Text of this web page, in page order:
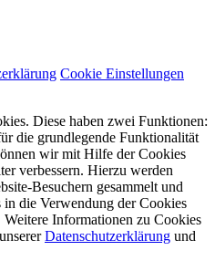
Cookie Einstellungen
Diese haben zwei Funktionen:
die grundlegende Funktionalität
wir mit Hilfe der Cookies
verbessern. Hierzu werden
Besuchern gesammelt und
in die Verwendung der Cookies
Informationen zu Cookies
Datenschutzerklärung und